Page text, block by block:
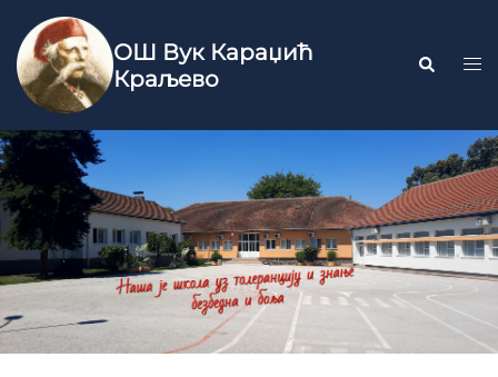
ОШ Вук Караџић
Краљево